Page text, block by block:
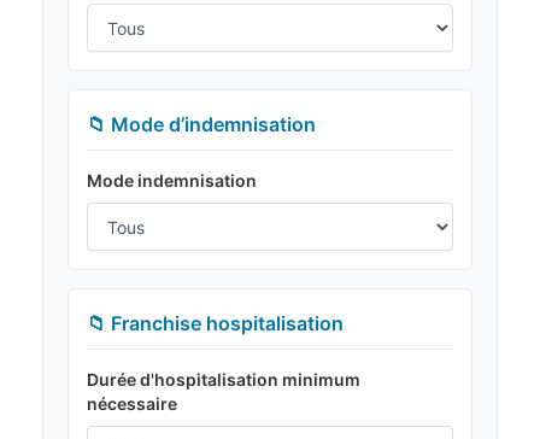
📁 Mode d’indemnisation
Mode indemnisation
📁 Franchise hospitalisation
Durée d'hospitalisation minimum
nécessaire